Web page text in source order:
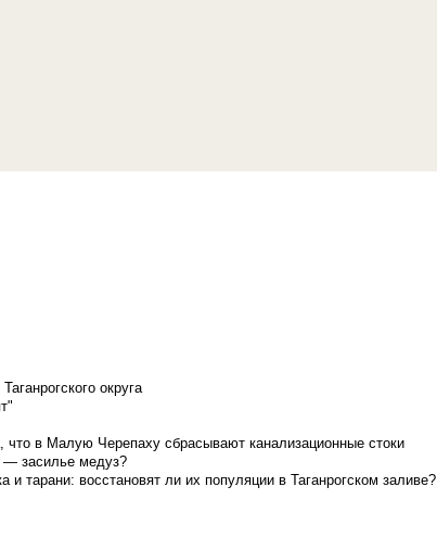
округа
что в Малую Черепаху сбрасывают канализационные стоки
— засилье медуз?
тарани: восстановят ли их популяции в Таганрогском заливе?